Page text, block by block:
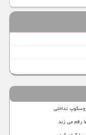
تداخلی
رقم می زند